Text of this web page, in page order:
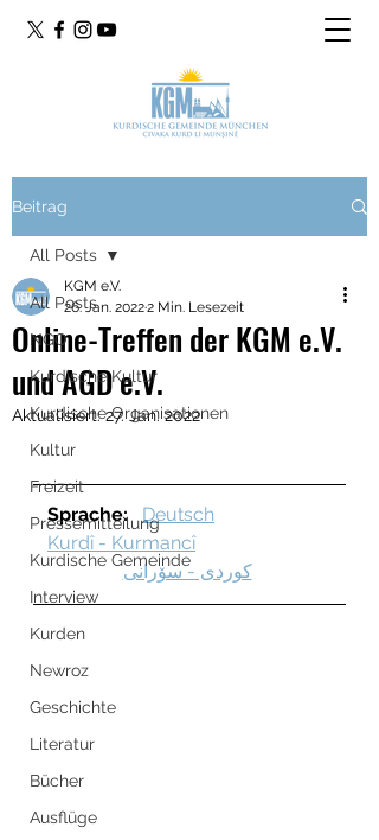
Beitrag
All Posts
NGO
Kurdische Kultur
Kurdische Organisationen
Kultur
Freizeit
Pressemitteilung
Kurdische Gemeinde
Interview
Kurden
Newroz
Geschichte
Literatur
Bücher
Ausflüge
All Posts
Online-Treffen der KGM e.V.
und AGD e.V.
KGM e.V.
26. Jan. 20222 Min. Lesezeit
Aktualisiert:27. Jan. 2022
Sprache:
Deutsch
Kurdî - Kurmancî
کوردی - سۆرانی